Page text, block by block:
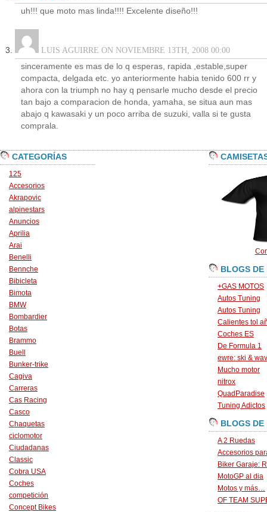
uh!!! que moto mas linda!!!! Excelente diseño!!!
LUIS AGUIRRE ON NOVIEMBRE 13TH, 2008 00:00
sinceramente es mas de lo q esperas, rapida ,estable,super
compacta, delgada etc. yo anteriormente habia tenido 600 rr y
ahora con la triumph no hay q pensarle mucho desde el precio
tan bajo a comparacion de honda, yamaha, se situa aun mas
abajo q kawasaki y un poco arriba de suzuki, valla si te gusta
comprala.
CATEGORÍAS
125
Accesorios
Akrapovic
alpinestars
Anuncios
Aprilia
Arai
Benelli
Bennche
Bibicleta
Bimota
BMW
Bombardier
Botas
Brammo
Buell
Bunker-trike
Cagiva
Carreras
Cas Racing
Casco
Chaquetas
ciclomotor
Ciudadanas
Classic
Cobra USA
Coches
competición
Concept Bikes
BLOGS DE
+GAS MOTOS
Autos Tuning
Autos Tuning
Calientes tol
Coches ES
De Formula 1
ewre: ski &
Mucho motor
nitrox
QuadParadise
Tuning Adictos
BLOGS DE
A 2 Ruedas
Accesorios
Biker Garaje:
MotoGP al dia
Motos y más…
OF TEAM